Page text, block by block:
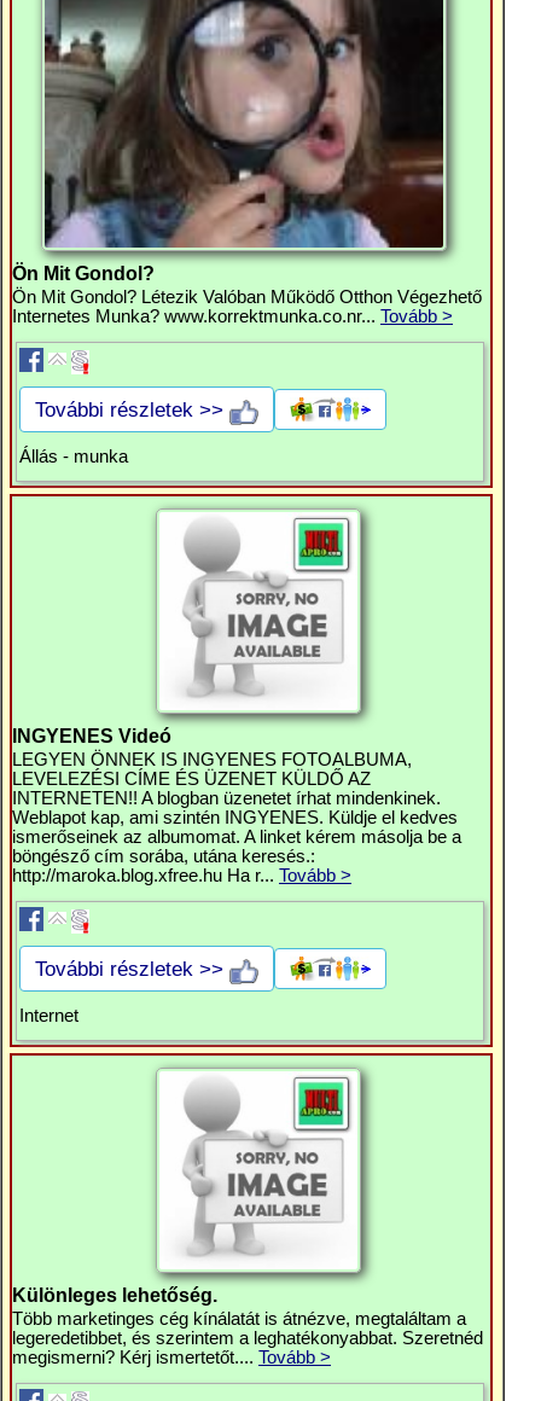
Ön Mit Gondol?
Ön Mit Gondol? Létezik Valóban Működő Otthon Végezhető
Internetes Munka? www.korrektmunka.co.nr... Tovább >
További részletek >>
Állás - munka
INGYENES Videó
LEGYEN ÖNNEK IS INGYENES FOTOALBUMA,
LEVELEZÉSI CÍME ÉS ÜZENET KÜLDŐ AZ
INTERNETEN!! A blogban üzenetet írhat mindenkinek.
Weblapot kap, ami szintén INGYENES. Küldje el kedves
ismerőseinek az albumomat. A linket kérem másolja be a
böngésző cím sorába, utána keresés.:
http://maroka.blog.xfree.hu Ha r... Tovább >
További részletek >>
Internet
Különleges lehetőség.
Több marketinges cég kínálatát is átnézve, megtaláltam a
legeredetibbet, és szerintem a leghatékonyabbat. Szeretnéd
megismerni? Kérj ismertetőt.... Tovább >